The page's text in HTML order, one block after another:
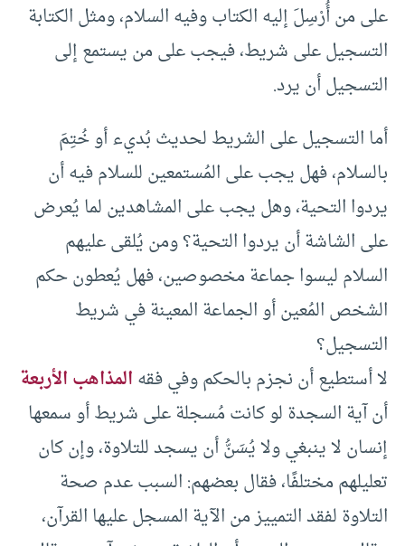
على من أُرْسِلَ إليه الكتاب وفيه السلام، ومثل الكتابة
التسجيل على شريط، فيجب على من يستمع إلى
التسجيل أن يرد.
أما التسجيل على الشريط لحديث بُديء أو خُتِمَ
بالسلام، فهل يجب على المُستمعين للسلام فيه أن
يردوا التحية، وهل يجب على المشاهدين لما يُعرض
على الشاشة أن يردوا التحية؟ ومن يُلقى عليهم
السلام ليسوا جماعة مخصوصين، فهل يُعطون حكم
الشخص المُعين أو الجماعة المعينة في شريط
التسجيل؟
لا أستطيع أن نجزم بالحكم وفي فقهالمذاهب الأربعة
أن آية السجدة لو كانت مُسجلة على شريط أو سمعها
إنسان لا ينبغي ولا يُسَنُّ أن يسجد للتلاوة، وإن كان
تعليلهم مختلفًا، فقال بعضهم: السبب عدم صحة
التلاوة لفقد التمييز من الآية المسجل عليها القرآن،